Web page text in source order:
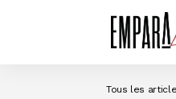
Tous les